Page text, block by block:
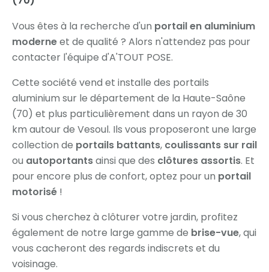
Vous êtes à la recherche d'un portail en aluminium
moderneet de qualité ? Alors n'attendez pas pour
contacter l'équipe d'A'TOUT POSE.
Cette société vend et installe des portails
aluminium sur le département de la Haute-Saône
(70) et plus particulièrement dans un rayon de 30
km autour de Vesoul. Ils vous proposeront une large
collection de portails battants, coulissants sur rail
ou autoportantsainsi que des clôtures assortis. Et
pour encore plus de confort, optez pour un portail
motorisé !
Si vous cherchez à clôturer votre jardin, profitez
également de notre large gamme de brise-vue, qui
vous cacheront des regards indiscrets et du
voisinage.